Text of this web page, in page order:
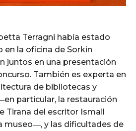
Terragni había estado
la oficina de Sorkin
juntos en una presentación
También es experta en
de bibliotecas y
particular, la restauración
Tirana del escritor Ismail
museo―, y las dificultades de